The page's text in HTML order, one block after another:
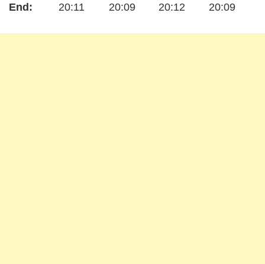
End:
20:11
20:09
20:12
20:09